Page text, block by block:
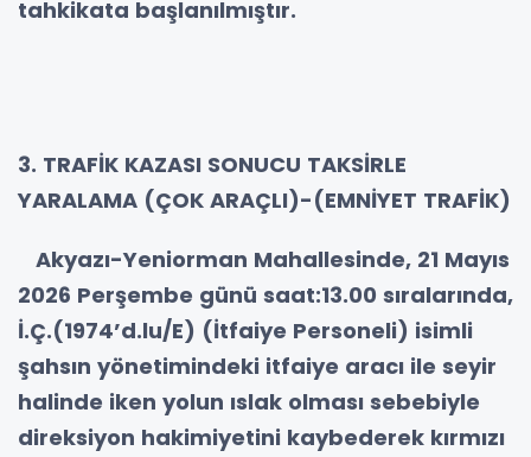
tahkikata başlanılmıştır.
3. TRAFİK KAZASI SONUCU TAKSİRLE
YARALAMA (ÇOK ARAÇLI)-(EMNİYET TRAFİK)
Akyazı-Yeniorman Mahallesinde, 21 Mayıs
2026 Perşembe günü saat:13.00 sıralarında,
İ.Ç.(1974’d.lu/E) (İtfaiye Personeli) isimli
şahsın yönetimindeki itfaiye aracı ile seyir
halinde iken yolun ıslak olması sebebiyle
direksiyon hakimiyetini kaybederek kırmızı